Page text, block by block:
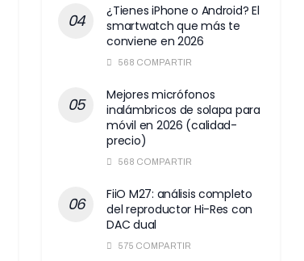
¿Tienes iPhone o Android? El
smartwatch que más te
conviene en 2026
568 COMPARTIR
Mejores micrófonos
inalámbricos de solapa para
móvil en 2026 (calidad-
precio)
568 COMPARTIR
FiiO M27: análisis completo
del reproductor Hi-Res con
DAC dual
575 COMPARTIR